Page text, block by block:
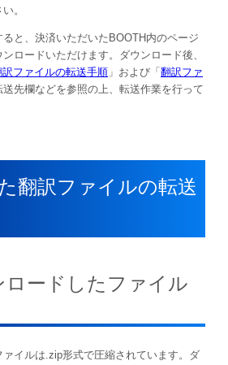
。
と、決済いただいたBOOTH内のページ
ロードいただけます。ダウンロード後、
ファイルの転送手順 」および「 翻訳ファ
送先欄などを参照の上、転送作業を行って
翻訳ファイルの転送
ロードしたファイル
イルは.zip形式で圧縮されています。ダ